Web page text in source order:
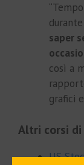
saper
così a
grafici
Altri corsi di
US